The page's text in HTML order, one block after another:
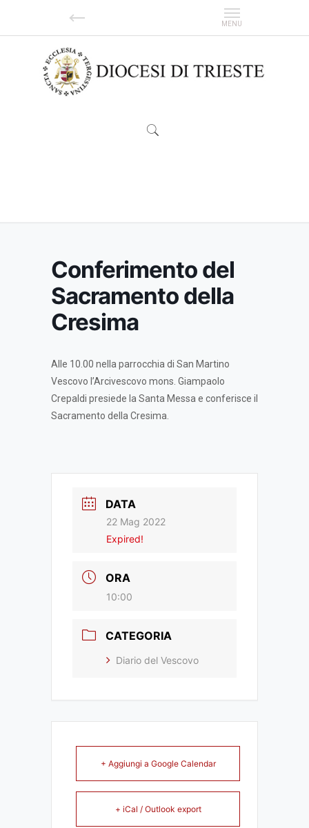
Conferimento del
Sacramento della
Cresima
Alle 10.00 nella parrocchia di San Martino
Vescovo l’Arcivescovo mons. Giampaolo
Crepaldi presiede la Santa Messa e conferisce il
Sacramento della Cresima.
DATA
22 Mag 2022
Expired!
ORA
10:00
CATEGORIA
Diario del Vescovo
+ Aggiungi a Google Calendar
+ iCal / Outlook export